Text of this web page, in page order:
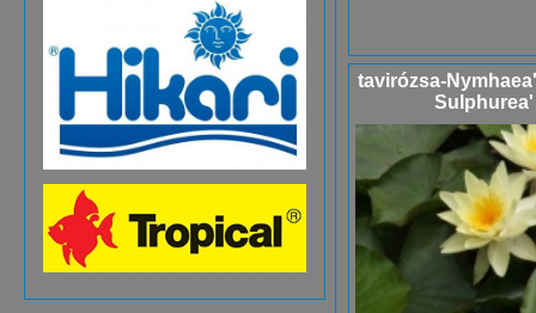
tavirózsa-
Sulphurea'